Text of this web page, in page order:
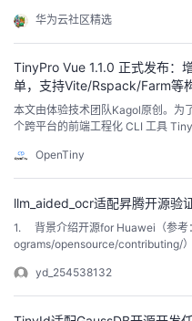
藏
华为云社区精选
TinyPro Vue 1.1.0 正式发布：
单，支持Vite/Rspack/Farm等
本文由体验技术团队Kagol原创。为
个跨平台的前端工程化 CLI 工具
源码：https://github.com/
ntiny.design/tin...
OpenTiny
llm_aided_ocr适配昇腾开源验
1. 背景介绍开源for Huawei（参
ograms/opensource/contributing/
繁荣Huawei的基础生态，同时让开
上。开始之前，开发者可以下...
yd_254538132